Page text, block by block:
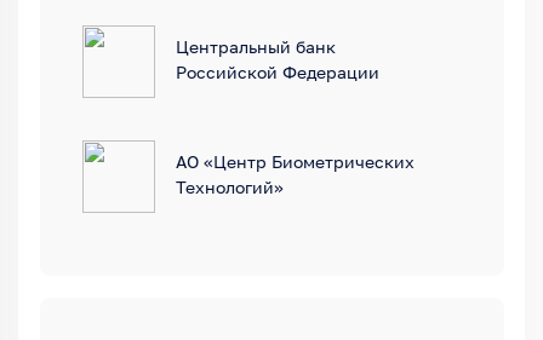
Центральный банк
Российской Федерации
АО «Центр Биометрических
Технологий»